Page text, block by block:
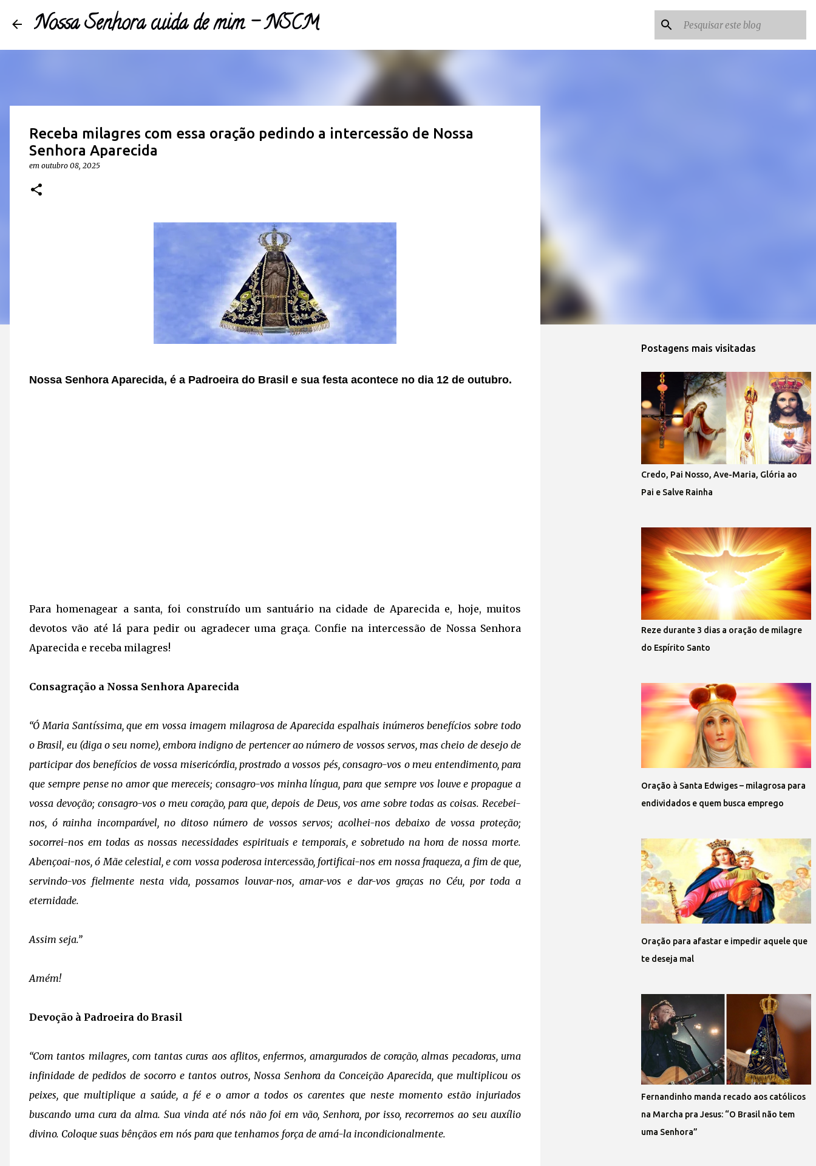
Nossa Senhora cuida de mim - NSCM
Receba milagres com essa oração pedindo a intercessão de Nossa
Senhora Aparecida
em outubro 08, 2025
Nossa Senhora Aparecida, é a Padroeira do Brasil e sua festa acontece no dia 12 de outubro.
Para homenagear a santa, foi construído um santuário na cidade de Aparecida e, hoje, muitos
devotos vão até lá para pedir ou agradecer uma graça. Confie na intercessão de Nossa Senhora
Aparecida e receba milagres!
Consagração a Nossa Senhora Aparecida
“Ó Maria Santíssima, que em vossa imagem milagrosa de Aparecida espalhais inúmeros benefícios sobre todo
o Brasil, eu (diga o seu nome), embora indigno de pertencer ao número de vossos servos, mas cheio de desejo de
participar dos benefícios de vossa misericórdia, prostrado a vossos pés, consagro-vos o meu entendimento, para
que sempre pense no amor que mereceis; consagro-vos minha língua, para que sempre vos louve e propague a
vossa devoção; consagro-vos o meu coração, para que, depois de Deus, vos ame sobre todas as coisas. Recebei-
nos, ó rainha incomparável, no ditoso número de vossos servos; acolhei-nos debaixo de vossa proteção;
socorrei-nos em todas as nossas necessidades espirituais e temporais, e sobretudo na hora de nossa morte.
Abençoai-nos, ó Mãe celestial, e com vossa poderosa intercessão, fortificai-nos em nossa fraqueza, a fim de que,
servindo-vos fielmente nesta vida, possamos louvar-nos, amar-vos e dar-vos graças no Céu, por toda a
eternidade.
Assim seja.”
Amém!
Devoção à Padroeira do Brasil
“Com tantos milagres, com tantas curas aos aflitos, enfermos, amargurados de coração, almas pecadoras, uma
infinidade de pedidos de socorro e tantos outros, Nossa Senhora da Conceição Aparecida, que multiplicou os
peixes, que multiplique a saúde, a fé e o amor a todos os carentes que neste momento estão injuriados
buscando uma cura da alma. Sua vinda até nós não foi em vão, Senhora, por isso, recorremos ao seu auxílio
divino. Coloque suas bênçãos em nós para que tenhamos força de amá-la incondicionalmente.
Postagens mais visitadas
Credo, Pai Nosso, Ave-Maria, Glória ao
Pai e Salve Rainha
Reze durante 3 dias a oração de milagre
do Espírito Santo
Oração à Santa Edwiges – milagrosa para
endividados e quem busca emprego
Oração para afastar e impedir aquele que
te deseja mal
Fernandinho manda recado aos católicos
na Marcha pra Jesus: “O Brasil não tem
uma Senhora”